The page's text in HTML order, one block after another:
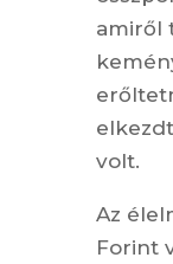
amiről
volt.
Az
Forint